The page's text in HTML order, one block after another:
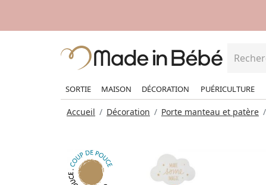
SORTIE MAISON DÉCORATION PUÉRICULTURE
Accueil Décoration Porte manteau et patère